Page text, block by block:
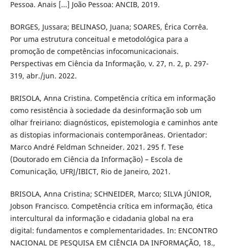
Pessoa. Anais [...] João Pessoa: ANCIB, 2019.
BORGES, Jussara; BELINASO, Juana; SOARES, Érica Corrêa.
Por uma estrutura conceitual e metodológica para a
promoção de competências infocomunicacionais.
Perspectivas em Ciência da Informação, v. 27, n. 2, p. 297-
319, abr./jun. 2022.
BRISOLA, Anna Cristina. Competência crítica em informação
como resistência à sociedade da desinformação sob um
olhar freiriano: diagnósticos, epistemologia e caminhos ante
as distopias informacionais contemporâneas. Orientador:
Marco André Feldman Schneider. 2021. 295 f. Tese
(Doutorado em Ciência da Informação) – Escola de
Comunicação, UFRJ/IBICT, Rio de Janeiro, 2021.
BRISOLA, Anna Cristina; SCHNEIDER, Marco; SILVA JÚNIOR,
Jobson Francisco. Competência crítica em informação, ética
intercultural da informação e cidadania global na era
digital: fundamentos e complementaridades. In: ENCONTRO
NACIONAL DE PESQUISA EM CIÊNCIA DA INFORMAÇÃO, 18.,